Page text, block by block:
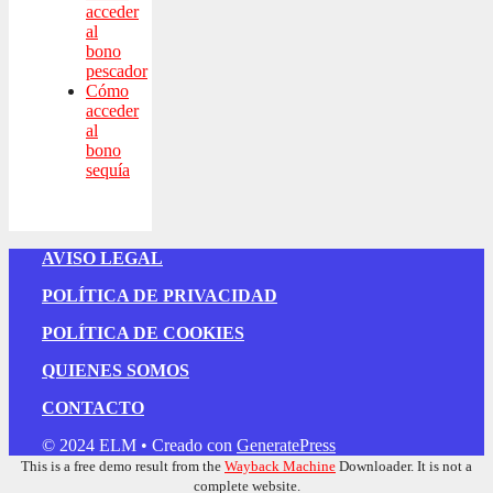
acceder
al
bono
pescador
Cómo
acceder
al
bono
sequía
AVISO LEGAL
POLÍTICA DE PRIVACIDAD
POLÍTICA DE COOKIES
QUIENES SOMOS
CONTACTO
© 2024 ELM • Creado con GeneratePress
This is a free demo result from the Wayback Machine Downloader. It is not a
complete website.